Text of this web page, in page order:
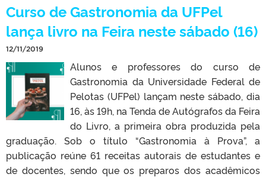
Curso de Gastronomia da UFPel
lança livro na Feira neste sábado (16)
12/11/2019
Alunos e professores do curso de
Gastronomia da Universidade Federal de
Pelotas (UFPel) lançam neste sábado, dia
16, às 19h, na Tenda de Autógrafos da Feira
do Livro, a primeira obra produzida pela
graduação. Sob o título “Gastronomia à Prova”, a
publicação reúne 61 receitas autorais de estudantes e
de docentes, sendo que os preparos dos acadêmicos